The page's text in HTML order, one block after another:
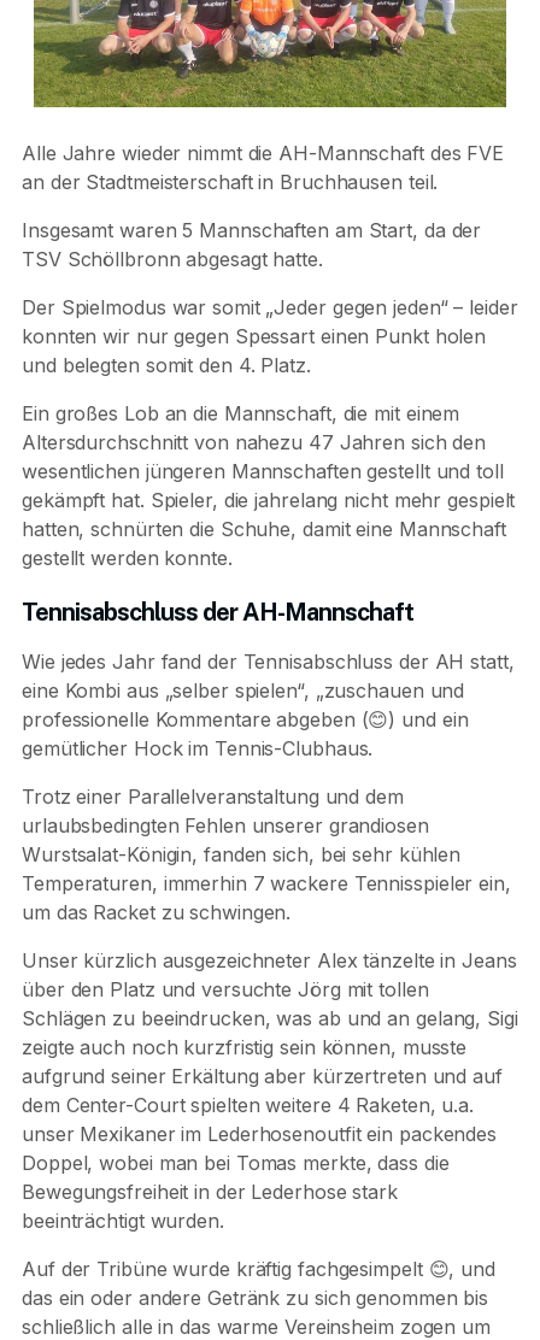
Alle Jahre wieder nimmt die AH-Mannschaft des FVE
an der Stadtmeisterschaft in Bruchhausen teil.
Insgesamt waren 5 Mannschaften am Start, da der
TSV Schöllbronn abgesagt hatte.
Der Spielmodus war somit „Jeder gegen jeden“ – leider
konnten wir nur gegen Spessart einen Punkt holen
und belegten somit den 4. Platz.
Ein großes Lob an die Mannschaft, die mit einem
Altersdurchschnitt von nahezu 47 Jahren sich den
wesentlichen jüngeren Mannschaften gestellt und toll
gekämpft hat. Spieler, die jahrelang nicht mehr gespielt
hatten, schnürten die Schuhe, damit eine Mannschaft
gestellt werden konnte.
Tennisabschluss der AH-Mannschaft
Wie jedes Jahr fand der Tennisabschluss der AH statt,
eine Kombi aus „selber spielen“, „zuschauen und
professionelle Kommentare abgeben (😊) und ein
gemütlicher Hock im Tennis-Clubhaus.
Trotz einer Parallelveranstaltung und dem
urlaubsbedingten Fehlen unserer grandiosen
Wurstsalat-Königin, fanden sich, bei sehr kühlen
Temperaturen, immerhin 7 wackere Tennisspieler ein,
um das Racket zu schwingen.
Unser kürzlich ausgezeichneter Alex tänzelte in Jeans
über den Platz und versuchte Jörg mit tollen
Schlägen zu beeindrucken, was ab und an gelang, Sigi
zeigte auch noch kurzfristig sein können, musste
aufgrund seiner Erkältung aber kürzertreten und auf
dem Center-Court spielten weitere 4 Raketen, u.a.
unser Mexikaner im Lederhosenoutfit ein packendes
Doppel, wobei man bei Tomas merkte, dass die
Bewegungsfreiheit in der Lederhose stark
beeinträchtigt wurden.
Auf der Tribüne wurde kräftig fachgesimpelt 😊, und
das ein oder andere Getränk zu sich genommen bis
schließlich alle in das warme Vereinsheim zogen um